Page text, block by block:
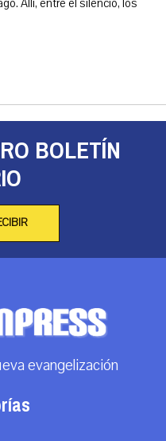
BOLETÍN
evangelización